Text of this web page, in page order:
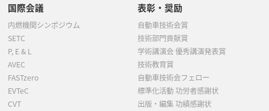
国際会議
内燃機関シンポジウム
SETC
P, E & L
AVEC
FASTzero
EVTeC
CVT
表彰・奨励
自動車技術会賞
技術部門貢献賞
学術講演会 優秀講演発表賞
技術教育賞
自動車技術会フェロー
標準化活動 功労者感謝状
出版・編集 功績感謝状